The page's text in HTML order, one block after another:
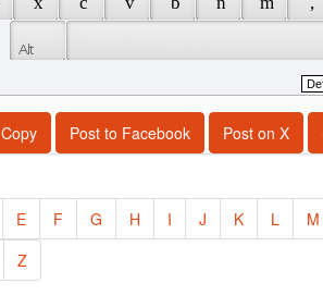
Copy Post to Facebook Post on X
E F G H I J K L
M
Z